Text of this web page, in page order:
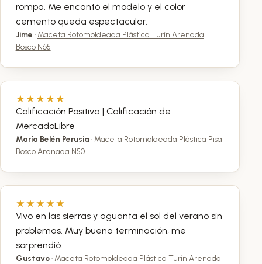
rompa. Me encantó el modelo y el color
cemento queda espectacular.
Jime · Maceta Rotomoldeada Plástica Turín Arenada
Bosco N65
Calificación Positiva | Calificación de
MercadoLibre
María Belén Perusia · Maceta Rotomoldeada Plástica Pisa
Bosco Arenada N50
Vivo en las sierras y aguanta el sol del verano sin
problemas. Muy buena terminación, me
sorprendió.
Gustavo· Maceta Rotomoldeada Plástica Turín Arenada